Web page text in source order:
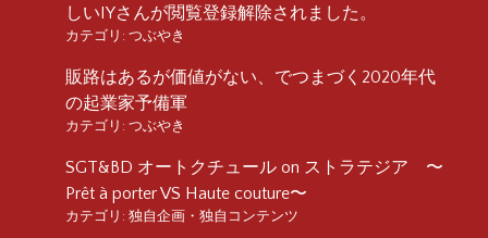
しいIYさんが閲覧登録解除されました。
カテゴリ: つぶやき
販路はあるが価値がない、でつまづく2020年代
の起業家予備軍
カテゴリ: つぶやき
SGT&BD オートクチュール on ストラテジア 〜
Prêt à porter VS Haute couture〜
カテゴリ: 独自企画・独自コンテンツ